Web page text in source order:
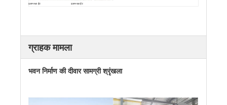
ढलान-रक्षा ईंट ढलान-रक्षा ईंट
ग्राहक मामला
भवन निर्माण की दीवार सामग्री श्रृंखला